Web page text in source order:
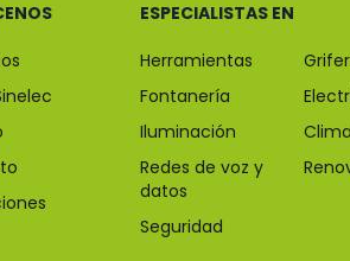
ESPECIALISTAS EN
Herramientas
Fontanería
Iluminación
Redes de voz y
datos
Seguridad